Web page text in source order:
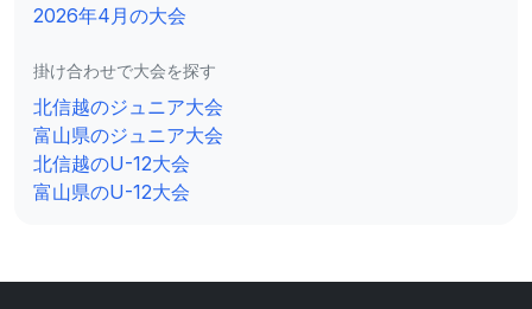
2026年4月の大会
掛け合わせで大会を探す
北信越のジュニア大会
富山県のジュニア大会
北信越のU-12大会
富山県のU-12大会